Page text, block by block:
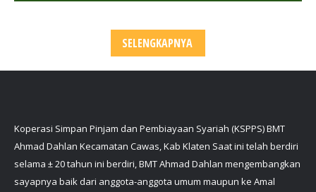
SELENGKAPNYA
Koperasi Simpan Pinjam dan Pembiayaan Syariah (KSPPS) BMT
Ahmad Dahlan Kecamatan Cawas, Kab Klaten Saat ini telah berdiri
selama ± 20 tahun ini berdiri, BMT Ahmad Dahlan mengembangkan
sayapnya baik dari anggota-anggota umum maupun ke Amal